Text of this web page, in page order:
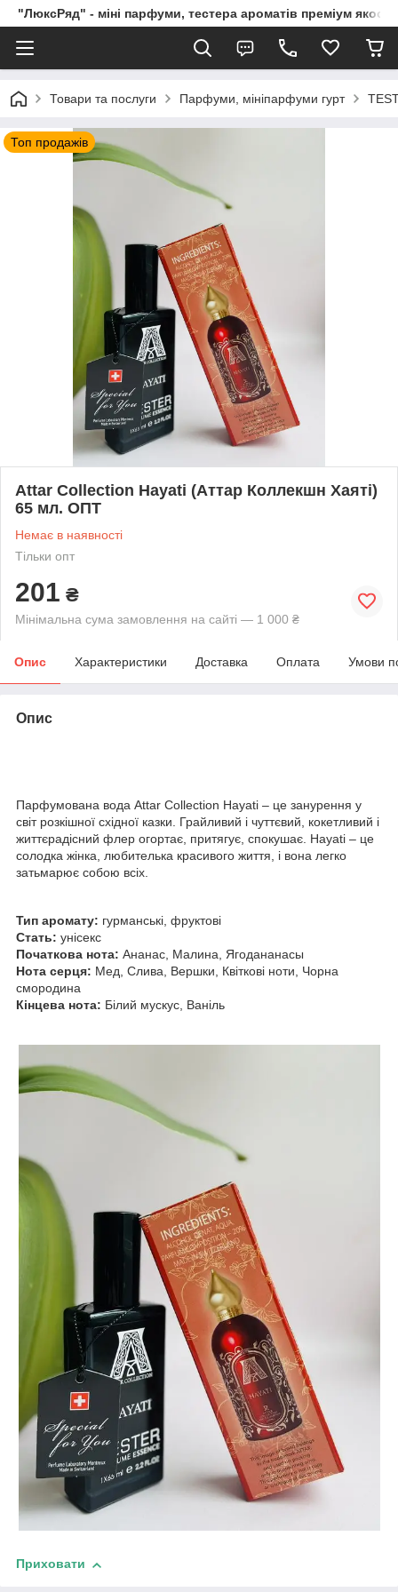
"ЛюксРяд" - міні парфуми, тестера ароматів преміум
Товари та послуги Парфуми, мініпарфуми гурт
Топ продажів
Attar Collection Hayati (Аттар Коллекшн Хаяті)
65 мл. ОПТ
Немає в наявності
Тільки опт
201 ₴
Мінімальна сума замовлення на сайті — 1 000 ₴
Опис Характеристики Доставка Оплата Умови
Опис
Парфумована вода Attar Collection Hayati – це занурення у
світ розкішної східної казки. Грайливий і чуттєвий, кокетливий і
життєрадісний флер огортає, притягує, спокушає. Hayati – це
солодка жінка, любителька красивого життя, і вона легко
затьмарює собою всіх.
Тип аромату: гурманські, фруктові
Стать: унісекс
Початкова нота: Ананас, Малина, Ягодананасы
Нота серця: Мед, Слива, Вершки, Квіткові ноти, Чорна
смородина
Кінцева нота: Білий мускус, Ваніль
Приховати